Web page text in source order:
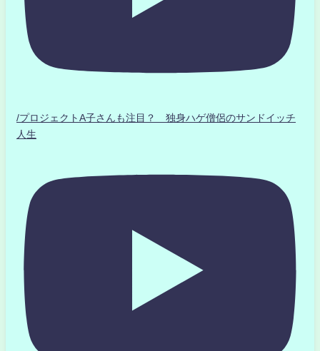
/プロジェクトA子さんも注目？ 独身ハゲ僧侶のサンドイッチ
人生